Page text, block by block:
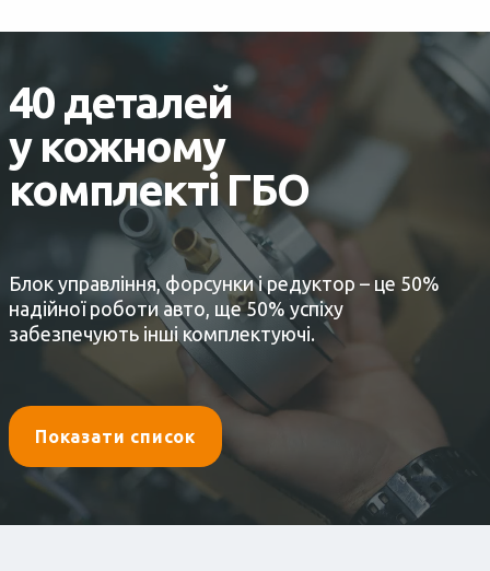
40 деталей
у кожному
комплекті ГБО
Блок управління, форсунки і редуктор – це 50%
надійної роботи авто, ще 50% успіху
забезпечують інші комплектуючі.
Показати список